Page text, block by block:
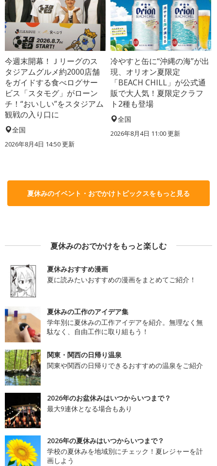
今週末開幕！Ｊリーグのス
タジアムグルメ約2000店舗
をガイドする食べログサー
ビス「スタモグ」がローン
チ！“おいしい”をスタジアム
観戦の入り口に
全国
2026年8月4日 14:50更新
冷やすと缶に“沖縄の海”が出
現、オリオン夏限定
「BEACH CHILL」が公式通
販で大人気！夏限定クラフ
ト2種も登場
全国
2026年8月4日 11:00更新
夏休みのイベント・おでかけトピックスをもっと見る
夏休みのおでかけをもっと楽しむ
夏休みおすすめ漫画
夏に読みたいおすすめの漫画をまとめてご紹介！
夏休みの工作のアイデア集
学年別に夏休みの工作アイデアを紹介。無理なく無
駄なく、自由工作に取り組もう！
関東・関西の日帰り温泉
関東や関西の日帰りできるおすすめの温泉をご紹介
2026年のお盆休みはいつからいつまで？
最大9連休となる場合もあり
2026年の夏休みはいつからいつまで？
学校の夏休みを地域別にチェック！夏レジャーを計
画しよう